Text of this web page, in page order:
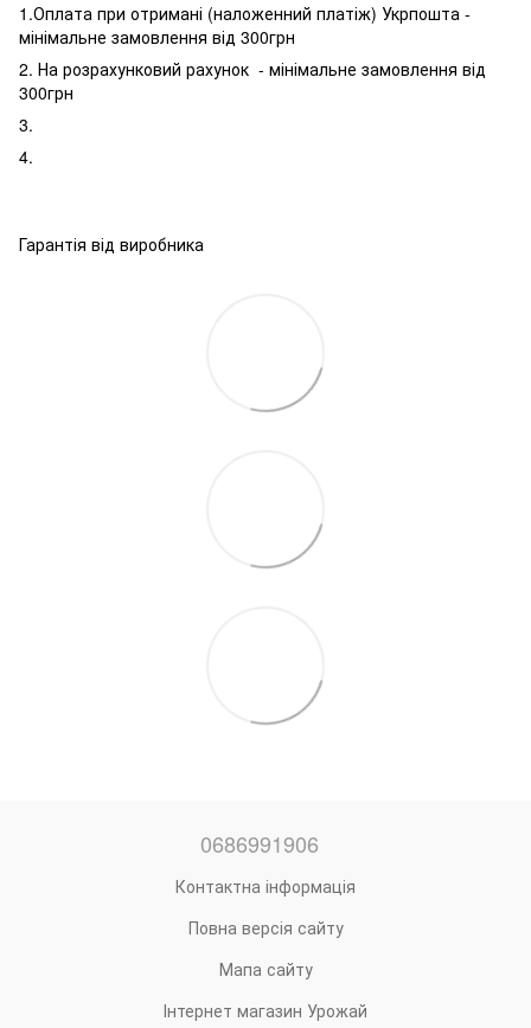
1.Оплата при отримані (наложенний платіж) Укрпошта -
мінімальне замовлення від 300грн
2. На розрахунковий рахунок - мінімальне замовлення від
300грн
3.
4.
Гарантія від виробника
0686991906
Контактна інформація
Повна версія сайту
Мапа сайту
Інтернет магазин Урожай